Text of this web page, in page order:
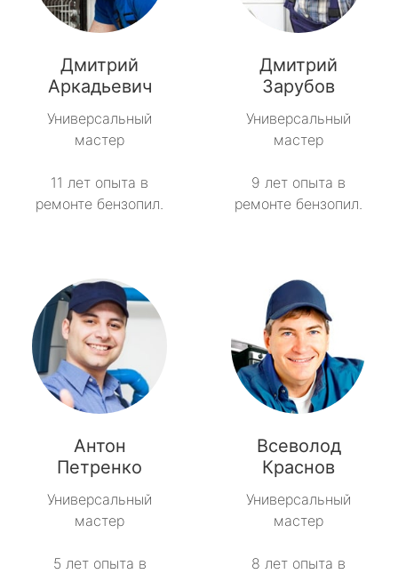
Дмитрий
Аркадьевич
Универсальный
мастер
11 лет опыта в
ремонте бензопил.
Дмитрий
Зарубов
Универсальный
мастер
9 лет опыта в
ремонте бензопил.
Антон
Петренко
Универсальный
мастер
5 лет опыта в
Всеволод
Краснов
Универсальный
мастер
8 лет опыта в